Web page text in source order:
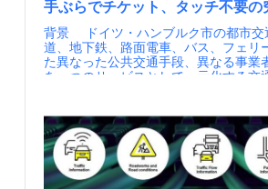
うになり、キャパシティ超過による駐
の中核に用意することで、中心部の公
質が回復しています。 ポイント データを空間
設計に活用する データを駐輪の規制ではなく、
どこに、どれだけの空間投資を行うべ
不利益が生じにくく、結果として中心
模なポートを設置できました。 これにより、サ
ービス価値を高めつつ利用者の行動変
ています。 データを用いた駐輪状況の可視化
（資料④） Super Mobility Hubの設置（資料④）
報】 ①health cities (Ruth Gow McLenachan,
Annual Polis Conference2024) ②Healthy Cities ホ
ームページ
優先的に解決すべき課題の共有や、地
くるアプローチが示されています。
は、バスレーンの設計のためツールキ
す。バスレーンやバスゲートなどの基
ンフラの仕様、バス停などの関連施設
ングや信号制御、進入可能車両の設定
規制の最適化といった、バスレーンに
様々な面から具体的な指針が示されて
す。 三つ目は、関係者と合同で設計
る手法および評価の視点です。 ポイント Bus
礎やコミュニケーションスキル、ビジ
ーなどのコンテンツの研修③コンサル
地域の就労支援等の課題を抱えている
むけにKADOで培ったノウハウをご提供 ワ
カー（業務委託（準委任）の形で契約
スキリングの他、人材育成の工夫点と
マニュアル作成、品質・納期管理等を
レクターの育成に力を入れてます。そ
地域人材のみで維持できるサービス体
出来ており、業務内容としても、
ルサポート（学校でのICT活用支援）、
手ぶらでチケット、タッチ不要
背景 ドイツ・ハンブルク市の都市交通は、鉄
道、地下鉄、路面電車、バス、フェリ
た異なった公共交通手段、異なる事業
を一つのサービスとして一元化する交
ンブルグから生ました）。 近年、
する公共交通手段に加え、民間企業が
電動キックボードやカーシェアリング
ド交通など移動サービスとの共存、デ
ナンスによる都市経営戦略が求められ